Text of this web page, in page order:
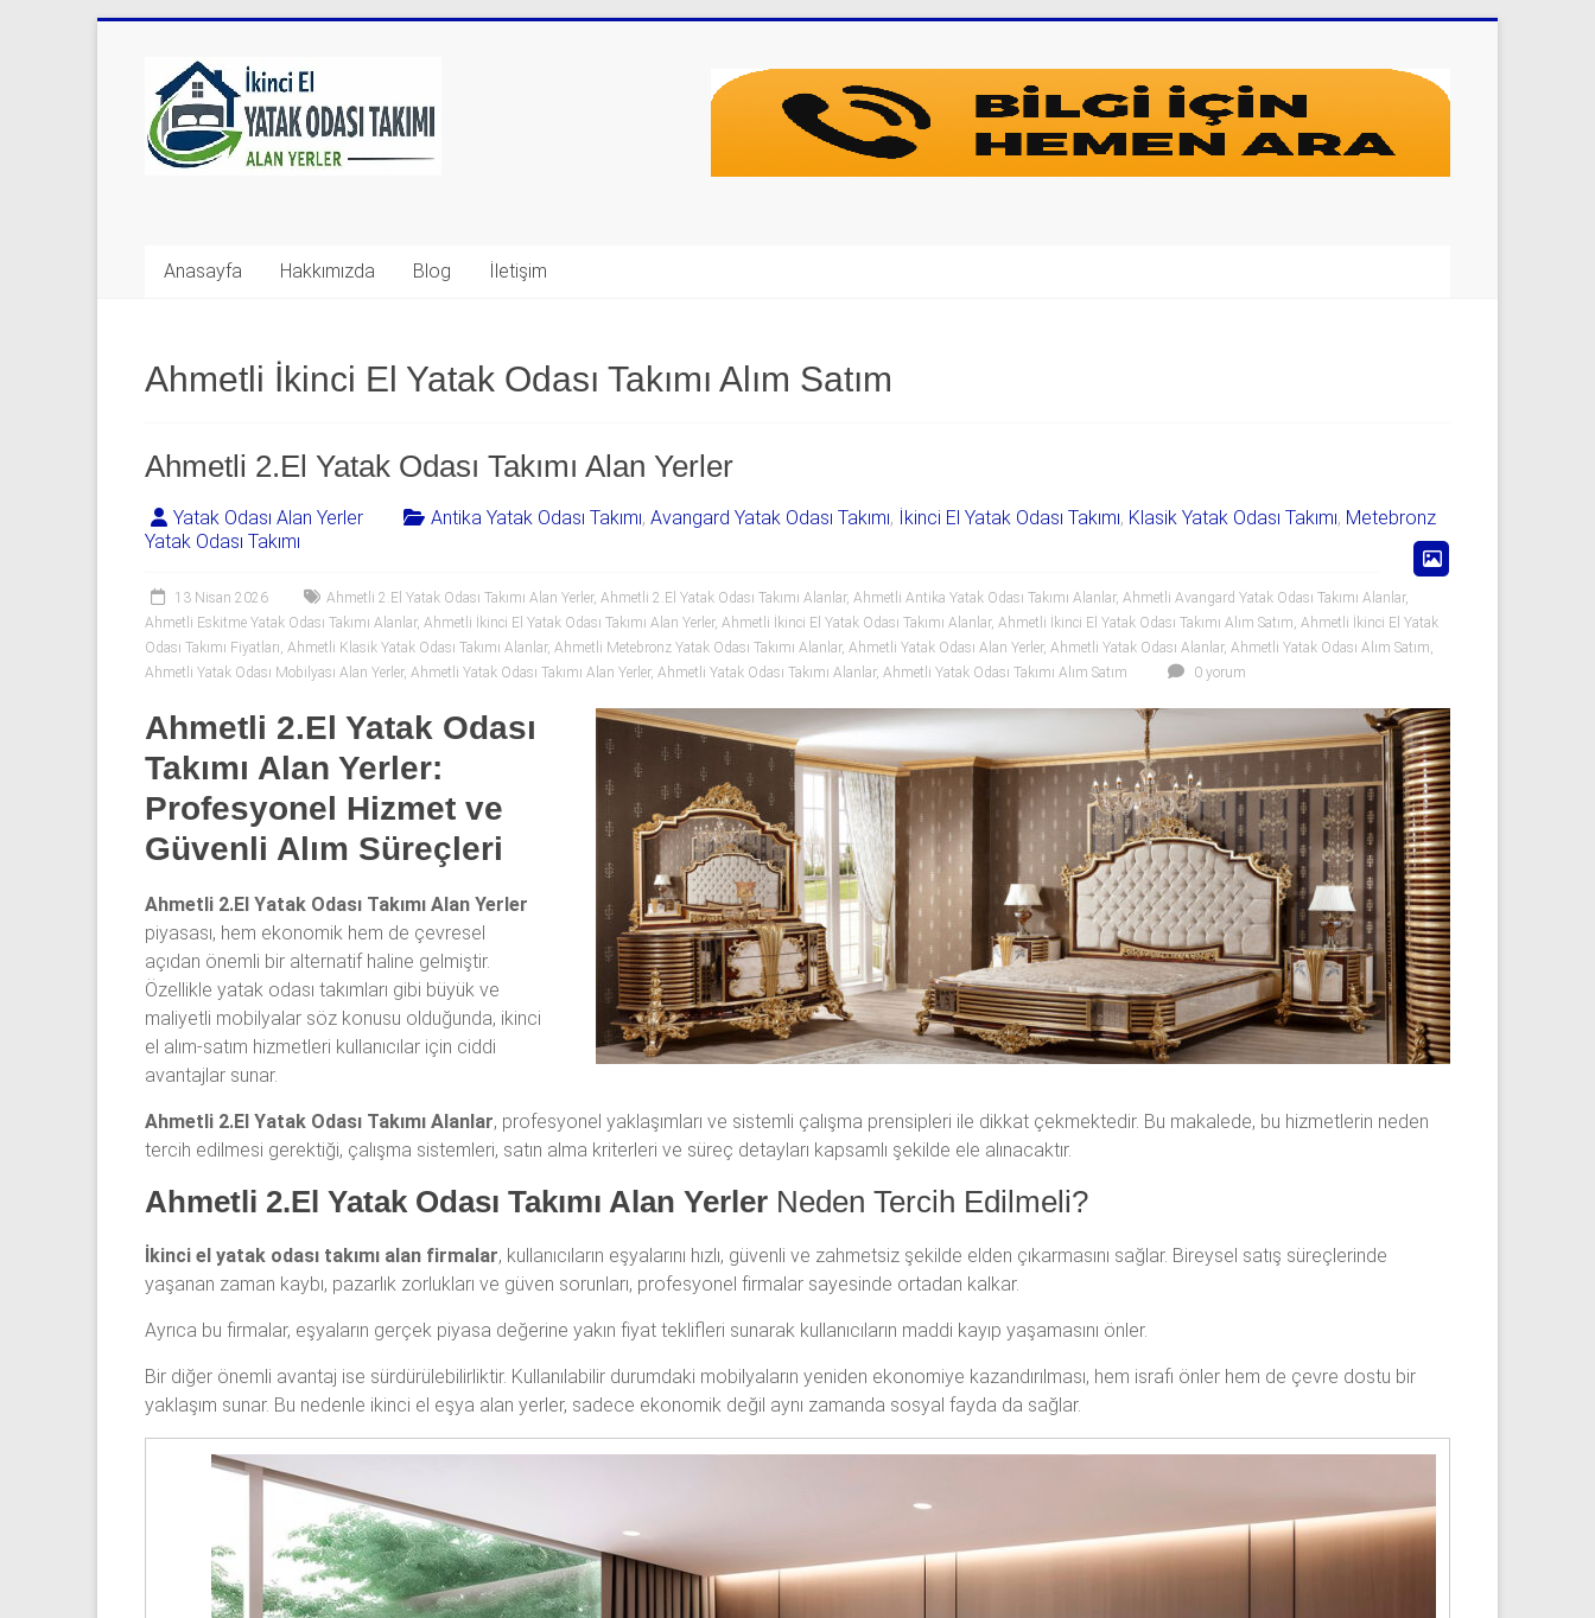
Yatak
Odası
Takımı
Yerler
0
542
541
06
|
Yıldız
Spot
Yatak
odası
alan
yerler
olarak
2.el
odası,
Klasik
yatak
odası,
Avangard
yatak
odası,
Antika
yatak
ve
yatak
odası
alınmaktadır.
Anasayfa Hakkımızda Blog İletişim
Ahmetli İkinci El Yatak Odası Takımı Alım Satım
Ahmetli 2.El Yatak Odası Takımı Alan Yerler
Yatak Odası Alan Yerler Antika Yatak Odası Takımı, Avangard Yatak Odası Takımı, İkinci El Yatak Odası Takımı, Klasik Yatak Odası Takımı, Metebronz
Yatak Odası Takımı
13 Nisan 2026 Ahmetli 2.El Yatak Odası Takımı Alan Yerler, Ahmetli 2.El Yatak Odası Takımı Alanlar, Ahmetli Antika Yatak Odası Takımı Alanlar, Ahmetli Avangard Yatak Odası Takımı Alanlar,
Ahmetli Eskitme Yatak Odası Takımı Alanlar, Ahmetli İkinci El Yatak Odası Takımı Alan Yerler, Ahmetli İkinci El Yatak Odası Takımı Alanlar, Ahmetli İkinci El Yatak Odası Takımı Alım Satım, Ahmetli İkinci El Yatak
Odası Takımı Fiyatları, Ahmetli Klasik Yatak Odası Takımı Alanlar, Ahmetli Metebronz Yatak Odası Takımı Alanlar, Ahmetli Yatak Odası Alan Yerler, Ahmetli Yatak Odası Alanlar, Ahmetli Yatak Odası Alım Satım,
Ahmetli Yatak Odası Mobilyası Alan Yerler, Ahmetli Yatak Odası Takımı Alan Yerler, Ahmetli Yatak Odası Takımı Alanlar, Ahmetli Yatak Odası Takımı Alım Satım 0 yorum
Ahmetli 2.El Yatak Odası
Takımı Alan Yerler:
Profesyonel Hizmet ve
Güvenli Alım Süreçleri
Ahmetli 2.El Yatak Odası Takımı Alan Yerler
piyasası, hem ekonomik hem de çevresel
açıdan önemli bir alternatif haline gelmiştir.
Özellikle yatak odası takımları gibi büyük ve
maliyetli mobilyalar söz konusu olduğunda, ikinci
el alım-satım hizmetleri kullanıcılar için ciddi
avantajlar sunar.
Ahmetli 2.El Yatak Odası Takımı Alanlar, profesyonel yaklaşımları ve sistemli çalışma prensipleri ile dikkat çekmektedir. Bu makalede, bu hizmetlerin neden
tercih edilmesi gerektiği, çalışma sistemleri, satın alma kriterleri ve süreç detayları kapsamlı şekilde ele alınacaktır.
Ahmetli 2.El Yatak Odası Takımı Alan Yerler Neden Tercih Edilmeli?
İkinci el yatak odası takımı alan firmalar, kullanıcıların eşyalarını hızlı, güvenli ve zahmetsiz şekilde elden çıkarmasını sağlar. Bireysel satış süreçlerinde
yaşanan zaman kaybı, pazarlık zorlukları ve güven sorunları, profesyonel firmalar sayesinde ortadan kalkar.
Ayrıca bu firmalar, eşyaların gerçek piyasa değerine yakın fiyat teklifleri sunarak kullanıcıların maddi kayıp yaşamasını önler.
Bir diğer önemli avantaj ise sürdürülebilirliktir. Kullanılabilir durumdaki mobilyaların yeniden ekonomiye kazandırılması, hem israfı önler hem de çevre dostu bir
yaklaşım sunar. Bu nedenle ikinci el eşya alan yerler, sadece ekonomik değil aynı zamanda sosyal fayda da sağlar.